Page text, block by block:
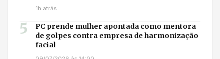
1h atrás
5
PC prende mulher apontada como mentora
de golpes contra empresa de harmonização
facial